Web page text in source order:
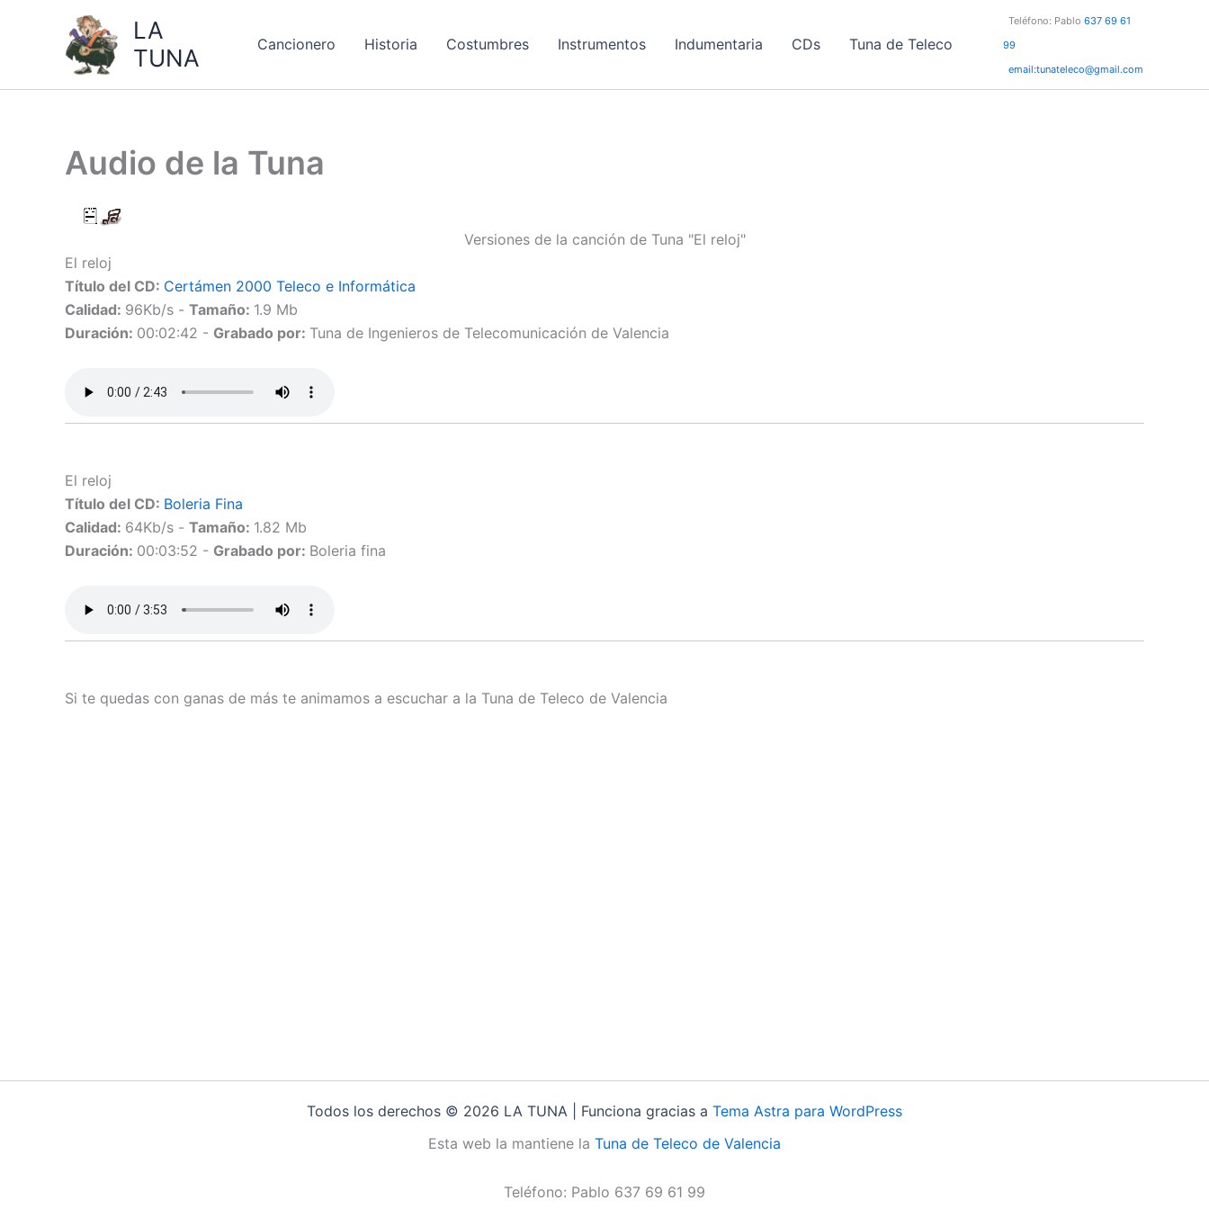
contenido
LA
TUNA
Cancionero Historia Costumbres Instrumentos Indumentaria CDs Tuna de Teleco
Teléfono: Pablo 637 69 61
99
email:tunateleco@gmail.com
Audio de la Tuna
Versiones de la canción de Tuna "El reloj"
El reloj
Título del CD: Certámen 2000 Teleco e Informática
Calidad: 96Kb/s - Tamaño: 1.9 Mb
Duración: 00:02:42 - Grabado por: Tuna de Ingenieros de Telecomunicación de Valencia
El reloj
Título del CD: Boleria Fina
Calidad: 64Kb/s - Tamaño: 1.82 Mb
Duración: 00:03:52 - Grabado por: Boleria fina
Si te quedas con ganas de más te animamos a escuchar a la Tuna de Teleco de Valencia
Todos los derechos © 2026 LA TUNA | Funciona gracias a Tema Astra para WordPress
Esta web la mantiene la Tuna de Teleco de Valencia
Teléfono: Pablo 637 69 61 99